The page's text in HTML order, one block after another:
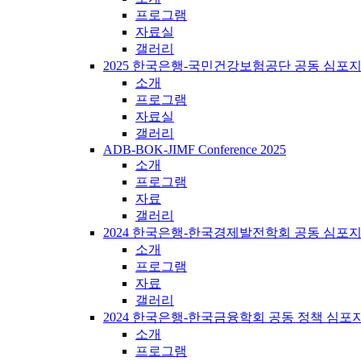
프로그램
자료실
갤러리
2025 한국은행-국민건강보험공단 공동 심포
소개
프로그램
자료실
갤러리
ADB-BOK-JIMF Conference 2025
소개
프로그램
자료
갤러리
2024 한국은행-한국경제발전학회 공동 심포
소개
프로그램
자료
갤러리
2024 한국은행-한국금융학회 공동 정책 심포
소개
프로그램